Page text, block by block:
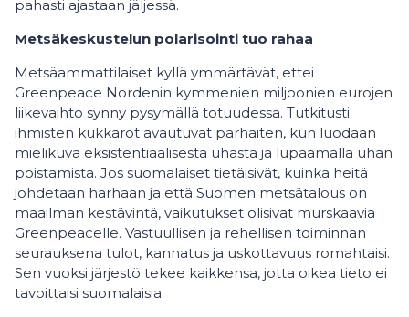
pahasti ajastaan jäljessä.
Metsäkeskustelun polarisointi tuo rahaa
Metsäammattilaiset kyllä ymmärtävät, ettei
Greenpeace Nordenin kymmenien miljoonien eurojen
liikevaihto synny pysymällä totuudessa. Tutkitusti
ihmisten kukkarot avautuvat parhaiten, kun luodaan
mielikuva eksistentiaalisesta uhasta ja lupaamalla uhan
poistamista. Jos suomalaiset tietäisivät, kuinka heitä
johdetaan harhaan ja että Suomen metsätalous on
maailman kestävintä, vaikutukset olisivat murskaavia
Greenpeacelle. Vastuullisen ja rehellisen toiminnan
seurauksena tulot, kannatus ja uskottavuus romahtaisi.
Sen vuoksi järjestö tekee kaikkensa, jotta oikea tieto ei
tavoittaisi suomalaisia.